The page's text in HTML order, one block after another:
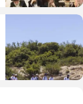
חרדים